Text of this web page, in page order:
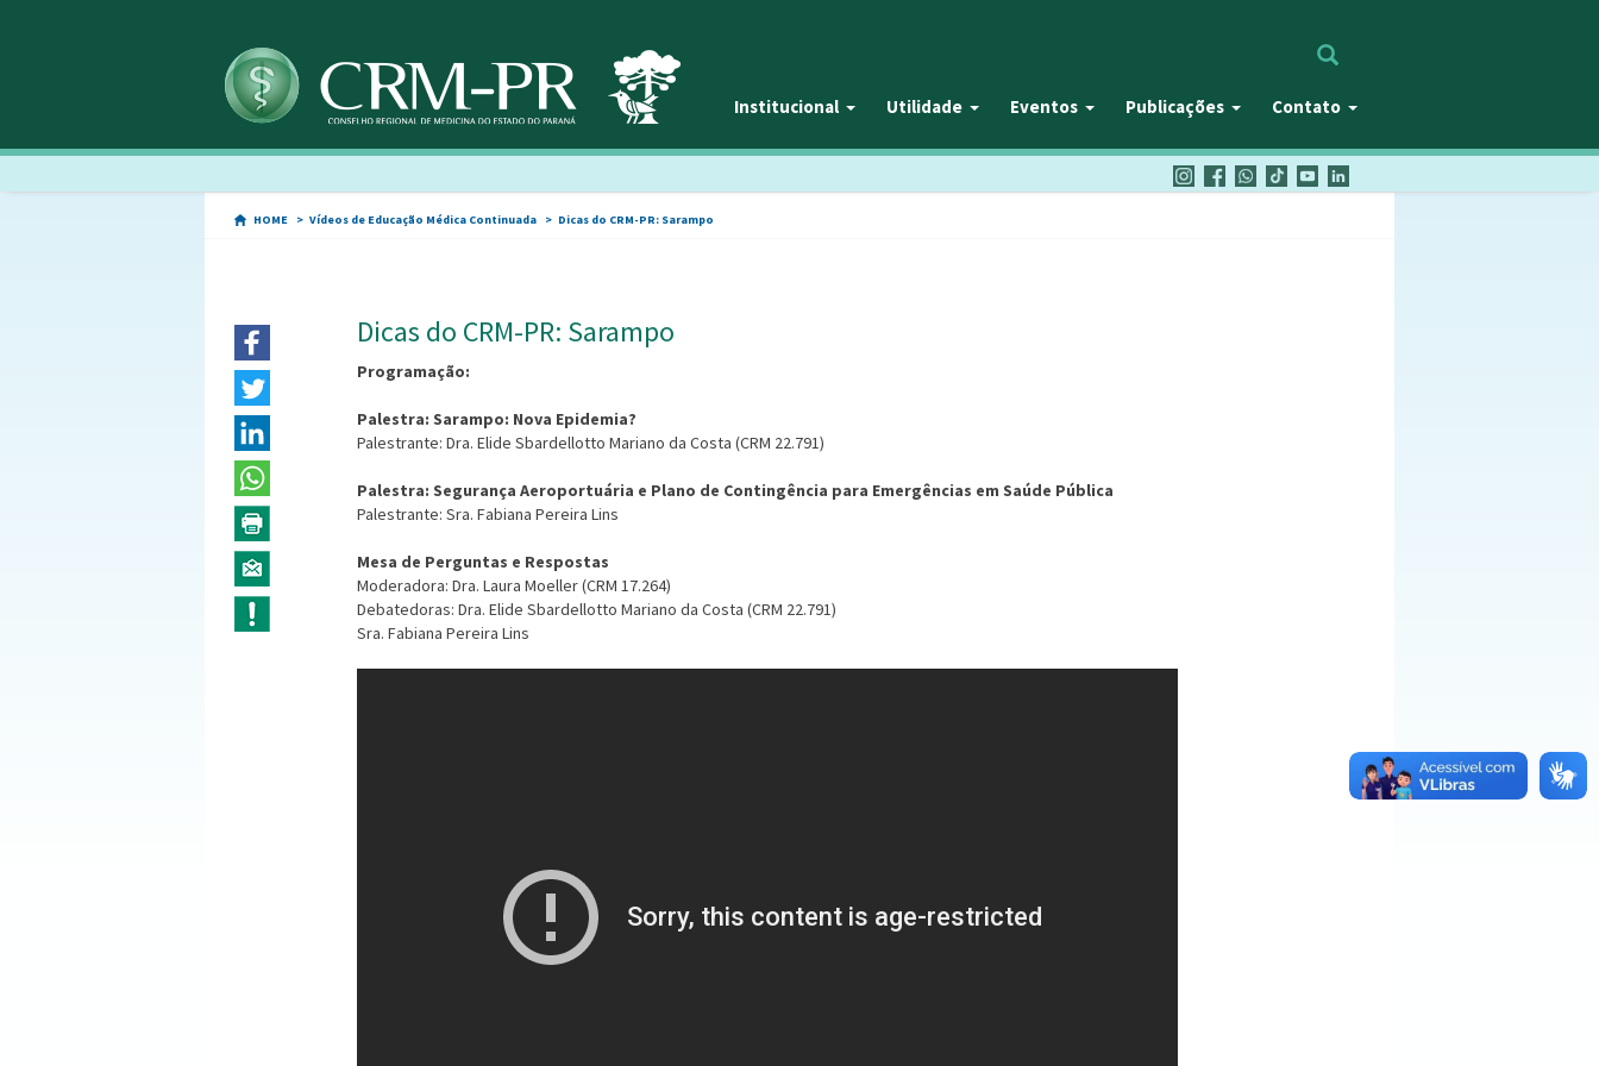
Institucional Utilidade Eventos Publicações Contato
HOME Vídeos de Educação Médica Continuada Dicas do CRM-PR: Sarampo
Dicas do CRM-PR: Sarampo
Programação:
Palestra: Sarampo: Nova Epidemia?
Palestrante: Dra. Elide Sbardellotto Mariano da Costa (CRM 22.791)
Palestra: Segurança Aeroportuária e Plano de Contingência para Emergências em Saúde Pública
Palestrante: Sra. Fabiana Pereira Lins
Mesa de Perguntas e Respostas
Moderadora: Dra. Laura Moeller (CRM 17.264)
Debatedoras: Dra. Elide Sbardellotto Mariano da Costa (CRM 22.791)
Sra. Fabiana Pereira Lins